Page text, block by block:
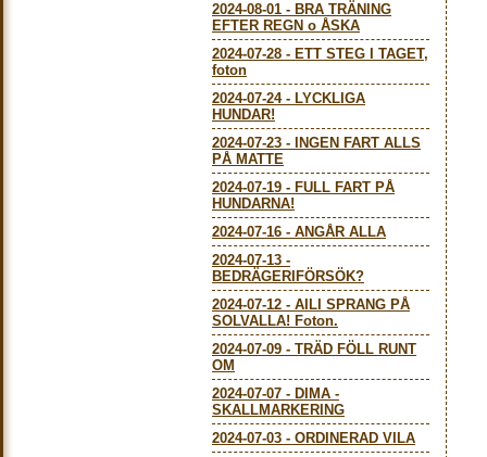
2024-08-01 - BRA TRÄNING
EFTER REGN o ÅSKA
2024-07-28 - ETT STEG I TAGET,
foton
2024-07-24- LYCKLIGA
HUNDAR!
2024-07-23 -
INGEN FART ALLS
PÅ MATTE
2024-07-19 - FULL FART PÅ
HUNDARNA!
2024-07-16 - ANGÅR ALLA
2024-07-13 -
BEDRÄGERIFÖRSÖK?
2024-07-12 - AILI SPRANG PÅ
SOLVALLA! Foton.
2024-07-09 - TRÄD FÖLL RUNT
OM
2024-07-07 - DIMA -
SKALLMARKERING
2024-07-03 - ORDINERAD VILA